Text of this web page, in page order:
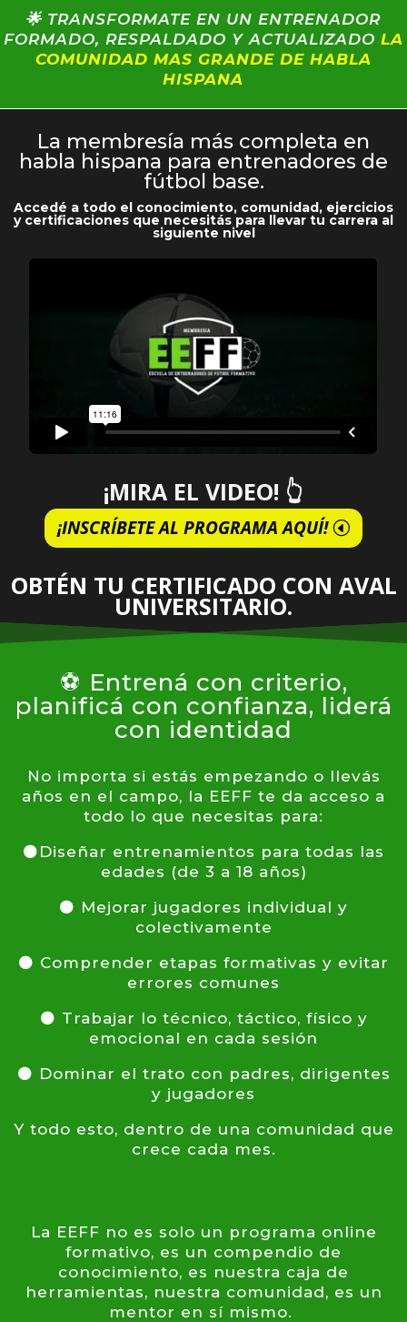
🌟 TRANSFORMATE EN UN ENTRENADOR
FORMADO, RESPALDADO Y ACTUALIZADO LA
COMUNIDAD MAS GRANDE DE HABLA
HISPANA
La membresía más completa en
habla hispana para entrenadores de
fútbol base.
Accedé a todo el conocimiento, comunidad, ejercicios
y certificaciones que necesitás para llevar tu carrera al
siguiente nivel
¡MIRA EL VIDEO! 👆
¡INSCRÍBETE AL PROGRAMA AQUÍ!
OBTÉN TU CERTIFICADO CON AVAL
UNIVERSITARIO.
⚽ Entrená con criterio,
planificá con confianza, liderá
con identidad
No importa si estás empezando o llevás
años en el campo, la EEFF te da acceso a
todo lo que necesitas para:
⚫Diseñar entrenamientos para todas las
edades (de 3 a 18 años)
⚫ Mejorar jugadores individual y
colectivamente
⚫ Comprender etapas formativas y evitar
errores comunes
⚫ Trabajar lo técnico, táctico, físico y
emocional en cada sesión
⚫ Dominar el trato con padres, dirigentes
y jugadores
Y todo esto, dentro de una comunidad que
crece cada mes.
La EEFF no es solo un programa online
formativo, es un compendio de
conocimiento, es nuestra caja de
herramientas, nuestra comunidad, es un
mentor en sí mismo.